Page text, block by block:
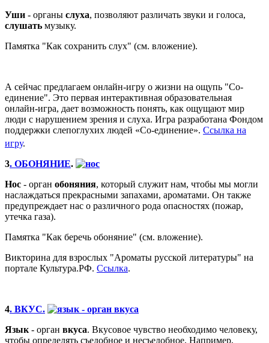
Уши - органы слуха, позволяют различать звуки и голоса,
слушать музыку.
Памятка "Как сохранить слух" (см. вложение).
А сейчас предлагаем онлайн-игру о жизни на ощупь "Со-
единение". Это первая интерактивная образовательная
онлайн-игра, дает возможность понять, как ощущают мир
люди с нарушением зрения и слуха. Игра разработана Фондом
поддержки слепоглухих людей «Со-единение». Ссылка на
игру.
3. ОБОНЯНИЕ.
Нос - орган обоняния, который служит нам, чтобы мы могли
наслаждаться прекрасными запахами, ароматами. Он также
предупреждает нас о различного рода опасностях (пожар,
утечка газа).
Памятка "Как беречь обоняние" (см. вложение).
Викторина для взрослых "Ароматы русской литературы" на
портале Культура.РФ. Ссылка.
4. ВКУС.
Язык - орган вкуса. Вкусовое чувство необходимо человеку,
чтобы определять съедобное и несъедобное. Например,